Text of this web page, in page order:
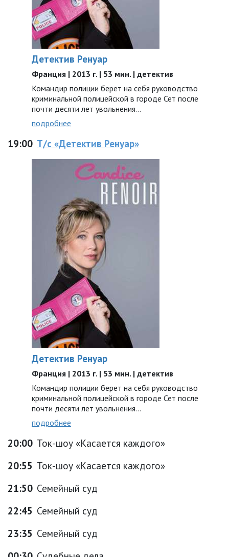
Детектив Ренуар
Франция | 2013 г. | 53 мин. | детектив
Командир полиции берет на себя руководство
криминальной полицейской в городе Сет после
почти десяти лет увольнения…
подробнее
19:00 Т/с «Детектив Ренуар»
Детектив Ренуар
Франция | 2013 г. | 53 мин. | детектив
Командир полиции берет на себя руководство
криминальной полицейской в городе Сет после
почти десяти лет увольнения…
подробнее
20:00 Ток-шоу «Касается каждого»
20:55 Ток-шоу «Касается каждого»
21:50 Семейный суд
22:45 Семейный суд
23:35 Семейный суд